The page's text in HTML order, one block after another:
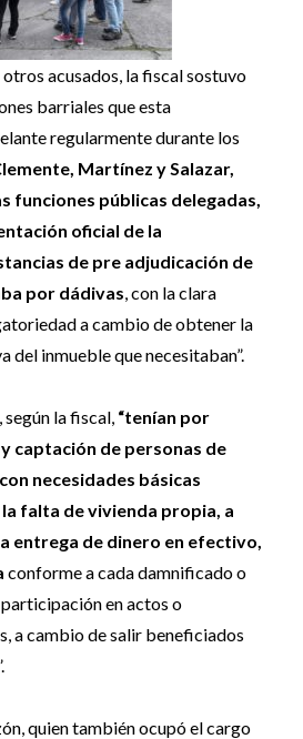
acusados, la fiscal sostuvo
barriales que esta
regularmente durante los
Martínez y Salazar,
funciones públicas delegadas,
oficial de la
de pre adjudicación de
por dádivas, con la clara
a cambio de obtener la
del inmueble que necesitaban”.
la fiscal, “tenían por
captación de personas de
necesidades básicas
falta de vivienda propia, a
entrega de dinero en efectivo,
conforme a cada damnificado o
en actos o
a cambio de salir beneficiados
quien también ocupó el cargo